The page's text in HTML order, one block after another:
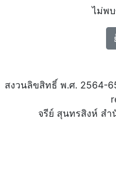
ไม่พ
สงวนลิขสิทธิ์ พ.ศ. 2564-
จรีย์ สุนทรสิงห์ สำ